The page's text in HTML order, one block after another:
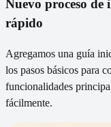
Nuevo proceso
rápido
Agregamos una guía
los pasos básicos para
funcionalidades
fácilmente.